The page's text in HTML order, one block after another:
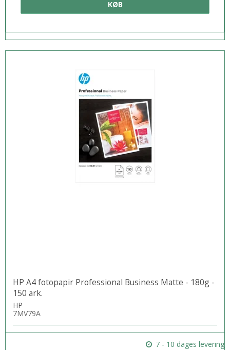
KØB
HP A4 fotopapir Professional Business Matte - 180g -
150 ark.
HP
7MV79A
7 - 10 dages levering